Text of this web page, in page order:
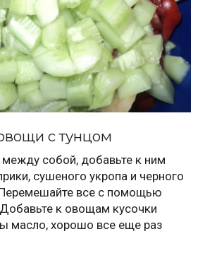
с тунцом
собой, добавьте к ним
сушеного укропа и черного
все с помощью
к овощам кусочки
масло, хорошо все еще раз